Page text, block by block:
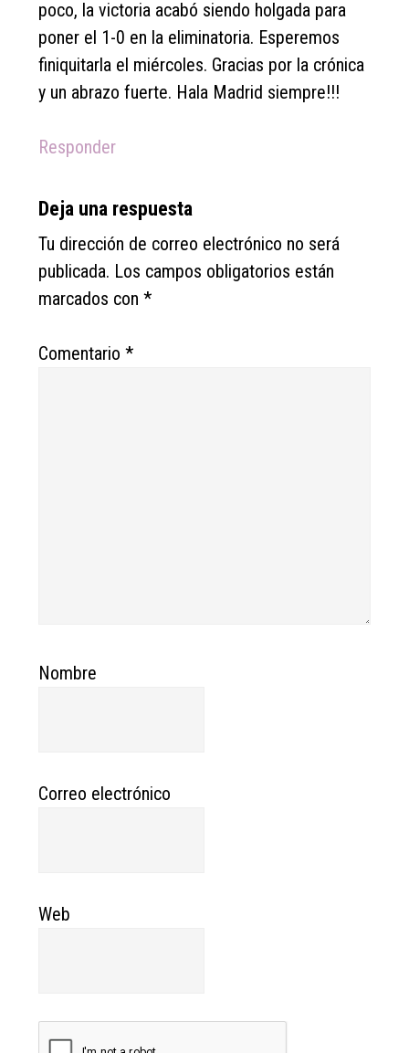
poco, la victoria acabó siendo holgada para
poner el 1-0 en la eliminatoria. Esperemos
finiquitarla el miércoles. Gracias por la crónica
y un abrazo fuerte. Hala Madrid siempre!!!
Responder
Deja una respuesta
Tu dirección de correo electrónico no será
publicada. Los campos obligatorios están
marcados con*
Comentario*
Nombre
Correo electrónico
Web